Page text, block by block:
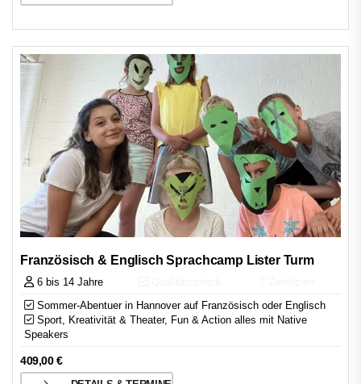
Französisch & Englisch Sprachcamp Lister Turm
6 bis 14 Jahre
Sommer-Abentuer in Hannover auf Französisch oder Englisch
Sport, Kreativität & Theater, Fun & Action alles mit Native
Speakers
409,00€